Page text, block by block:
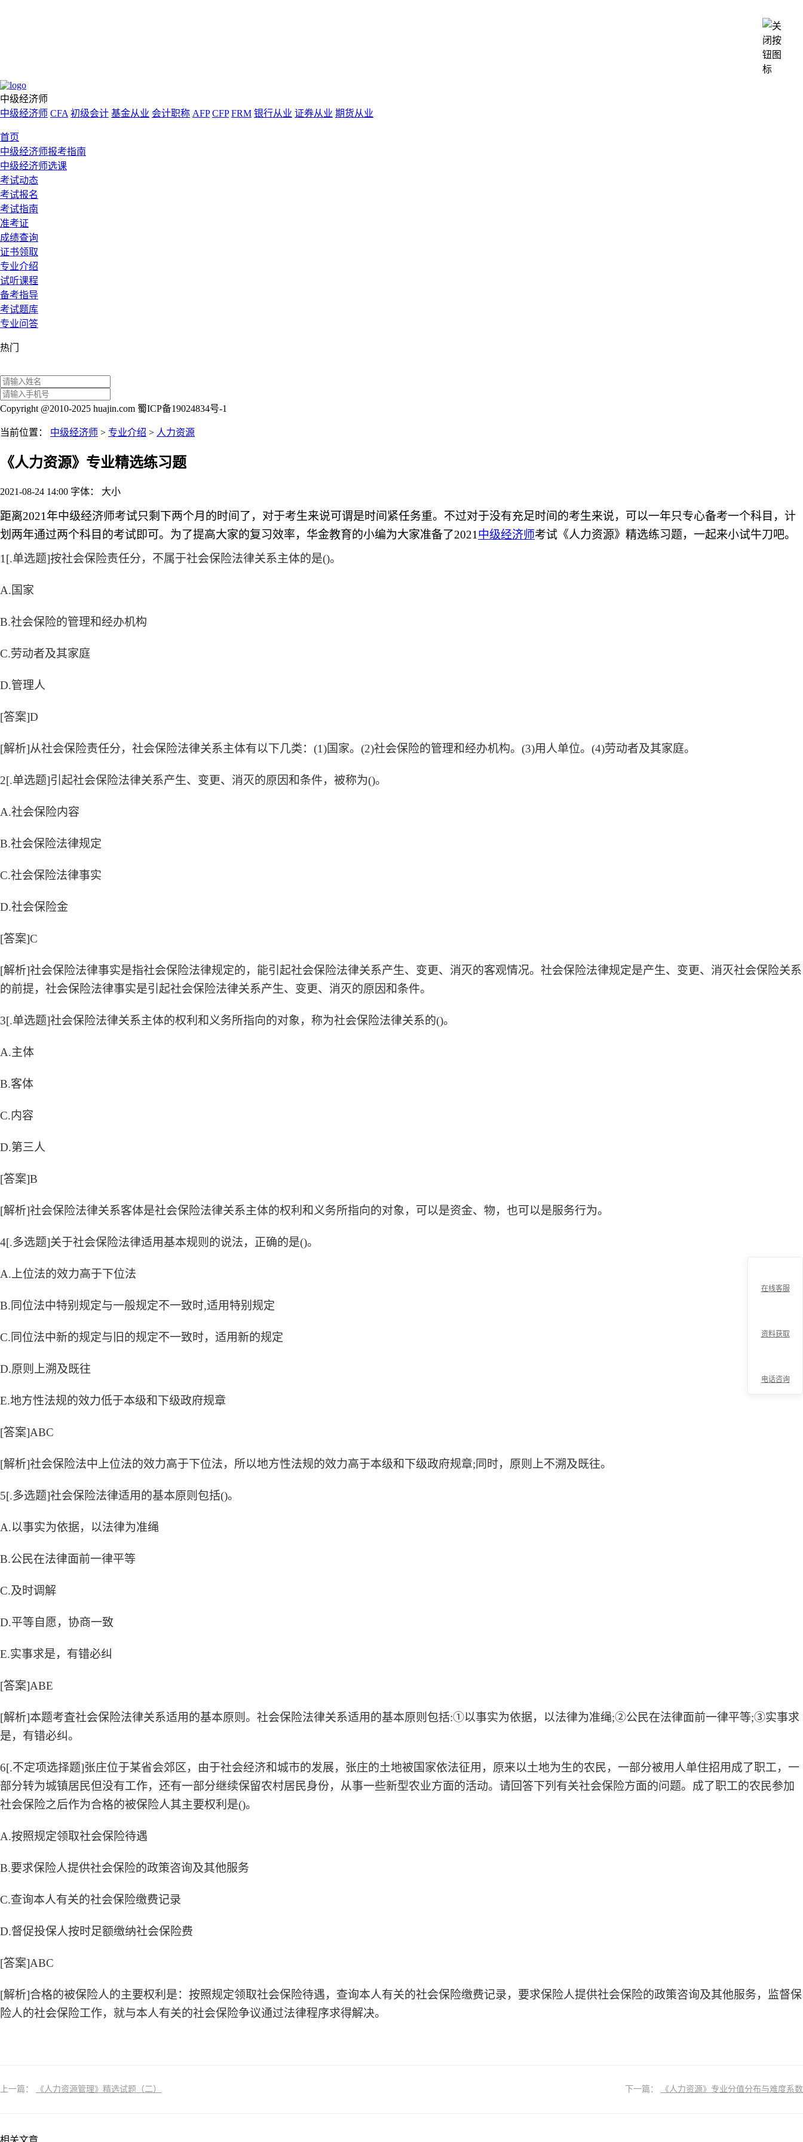
中级经济师
中级经济师 CFA 初级会计 基金从业 会计职称 AFP CFP FRM 银行从业 证券从业 期货从业
首页
中级经济师报考指南
中级经济师选课
考试动态
考试报名
考试指南
准考证
成绩查询
证书领取
专业介绍
试听课程
备考指导
考试题库
专业问答
热门
Copyright @2010-2025 huajin.com 蜀ICP备19024834号-1
当前位置： 中级经济师 > 专业介绍 > 人力资源
《人力资源》专业精选练习题
2021-08-24 14:00 字体： 大小
距离2021年中级经济师考试只剩下两个月的时间了，对于考生来说可谓是时间紧任务重。不过对于没有充足时间的考生来说，可以一年只专心备考一个科目，计
划两年通过两个科目的考试即可。为了提高大家的复习效率，华金教育的小编为大家准备了2021 中级经济师考试《人力资源》精选练习题，一起来小试牛刀吧。
1[.单选题]按社会保险责任分，不属于社会保险法律关系主体的是()。
A.国家
B.社会保险的管理和经办机构
C.劳动者及其家庭
D.管理人
[答案]D
[解析]从社会保险责任分，社会保险法律关系主体有以下几类：(1)国家。(2)社会保险的管理和经办机构。(3)用人单位。(4)劳动者及其家庭。
2[.单选题]引起社会保险法律关系产生、变更、消灭的原因和条件，被称为()。
A.社会保险内容
B.社会保险法律规定
C.社会保险法律事实
D.社会保险金
[答案]C
[解析]社会保险法律事实是指社会保险法律规定的，能引起社会保险法律关系产生、变更、消灭的客观情况。社会保险法律规定是产生、变更、消灭社会保险关系
的前提，社会保险法律事实是引起社会保险法律关系产生、变更、消灭的原因和条件。
3[.单选题]社会保险法律关系主体的权利和义务所指向的对象，称为社会保险法律关系的()。
A.主体
B.客体
C.内容
D.第三人
[答案]B
[解析]社会保险法律关系客体是社会保险法律关系主体的权利和义务所指向的对象，可以是资金、物，也可以是服务行为。
4[.多选题]关于社会保险法律适用基本规则的说法，正确的是()。
A.上位法的效力高于下位法
B.同位法中特别规定与一般规定不一致时,适用特别规定
C.同位法中新的规定与旧的规定不一致时，适用新的规定
D.原则上溯及既往
E.地方性法规的效力低于本级和下级政府规章
[答案]ABC
[解析]社会保险法中上位法的效力高于下位法，所以地方性法规的效力高于本级和下级政府规章;同时，原则上不溯及既往。
5[.多选题]社会保险法律适用的基本原则包括()。
A.以事实为依据，以法律为准绳
B.公民在法律面前一律平等
C.及时调解
D.平等自愿，协商一致
E.实事求是，有错必纠
[答案]ABE
[解析]本题考査社会保险法律关系适用的基本原则。社会保险法律关系适用的基本原则包括:①以事实为依据，以法律为准绳;②公民在法律面前一律平等;③实事求
是，有错必纠。
6[.不定项选择题]张庄位于某省会郊区，由于社会经济和城市的发展，张庄的土地被国家依法征用，原来以土地为生的农民，一部分被用人单住招用成了职工，一
部分转为城镇居民但没有工作，还有一部分继续保留农村居民身份，从事一些新型农业方面的活动。请回答下列有关社会保险方面的问题。成了职工的农民参加
社会保险之后作为合格的被保险人其主要权利是()。
A.按照规定领取社会保险待遇
B.要求保险人提供社会保险的政策咨询及其他服务
C.查询本人有关的社会保险缴费记录
D.督促投保人按时足额缴纳社会保险费
[答案]ABC
[解析]合格的被保险人的主要权利是：按照规定领取社会保险待遇，查询本人有关的社会保险缴费记录，要求保险人提供社会保险的政策咨询及其他服务，监督保
险人的社会保险工作，就与本人有关的社会保险争议通过法律程序求得解决。
上一篇： 《人力资源管理》精选试题（二） 下一篇： 《人力资源》专业分值分布与难度系数
相关文章
在线客服
资料获取
电话咨询